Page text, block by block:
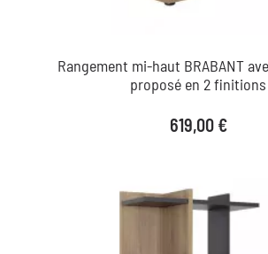
Rangement mi-haut BRABANT
proposé en 2 finitions
Prix
619,00 €